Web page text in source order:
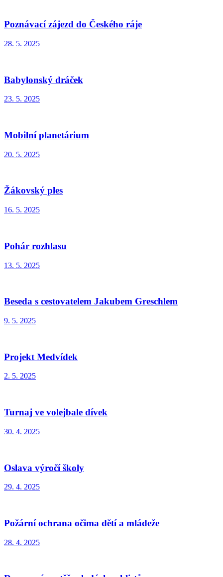
Poznávací zájezd do Českého ráje
28. 5. 2025
Babylonský dráček
23. 5. 2025
Mobilní planetárium
20. 5. 2025
Žákovský ples
16. 5. 2025
Pohár rozhlasu
13. 5. 2025
Beseda s cestovatelem Jakubem Greschlem
9. 5. 2025
Projekt Medvídek
2. 5. 2025
Turnaj ve volejbale dívek
30. 4. 2025
Oslava výročí školy
29. 4. 2025
Požární ochrana očima dětí a mládeže
28. 4. 2025